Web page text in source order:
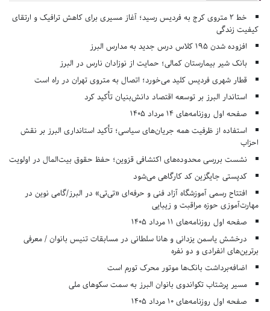
خط ۲ متروی کرج به فردیس رسید؛ آغاز مسیری برای کاهش ترافیک و ارتقای
کیفیت زندگی
افزوده شدن ۱۹۵ کلاس درس جدید به مدارس البرز
بانک شیر بیمارستان کمالی؛ حمایت از نوزادان نارس در البرز
قطار شهری فردیس کلید می‌خورد؛ اتصال به متروی تهران در راه است
استاندار البرز بر توسعه اقتصاد دانش‌بنیان تأکید کرد
صفحه اول روزنامه‌های 14 مرداد 1405
استفاده از ظرفیت همه جریان‌های سیاسی؛ تأکید استانداری البرز بر نقش
احزاب
نشست بررسی محدوده‌های اکتشافی قزوین؛ حفظ حقوق بیت‌المال در اولویت
کدپستی جایگزین کد کارگاهی می‌شود
افتتاح رسمی آموزشگاه آزاد فنی و حرفه‌ای «تی‌تی» در البرز/گامی نوین در
مهارت‌آموزی حوزه مراقبت و زیبایی
صفحه اول روزنامه‌های 11 مرداد 1405
درخشش یاسمن یزدانی و هانا سلطانی در مسابقات تنیس بانوان / معرفی
برترین‌های انفرادی و دو نفره
اضافه‌برداشت بانک‌ها موتور محرک تورم است
مسیر پرشتاب تکواندوی بانوان البرز به سمت سکوهای ملی
صفحه اول روزنامه‌های 10 مرداد 1405